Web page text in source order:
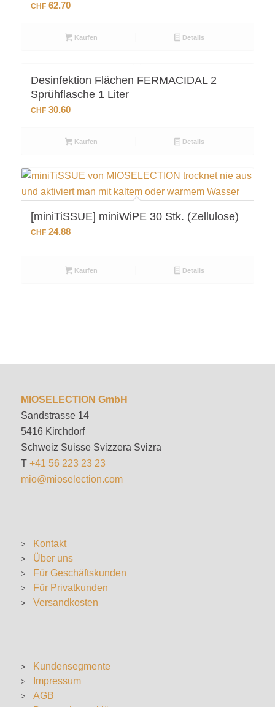
CHF62.70
Kaufen Details
Desinfektion Flächen FERMACIDAL 2
Sprühflasche 1 Liter
CHF30.60
Kaufen Details
[miniTiSSUE] miniWiPE 30 Stk. (Zellulose)
CHF24.88
Kaufen Details
MIOSELECTION GmbH
Sandstrasse 14
5416 Kirchdorf
Schweiz Suisse Svizzera Svizra
T +41 56 223 23 23
mio@mioselection.com
Kontakt
Über uns
Für Geschäftskunden
Für Privatkunden
Versandkosten
Kundensegmente
Impressum
AGB